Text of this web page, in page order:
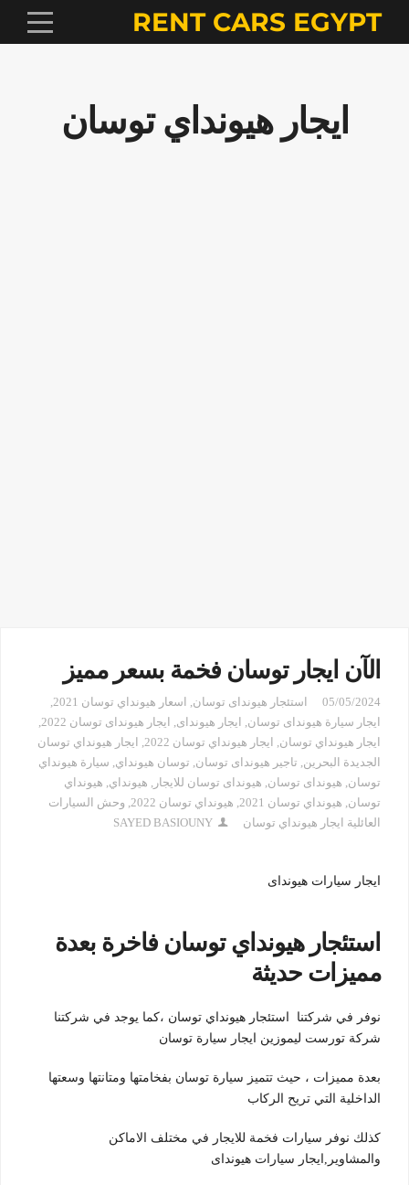
RENT CARS EGYPT
ايجار هيونداي توسان
الآن ايجار توسان فخمة بسعر مميز
05/05/2024 استئجار هيونداى توسان, اسعار هيونداي توسان 2021
,
ايجار سيارة هيونداى توسان, ايجار هيونداى, ايجار هيونداى توسان 2022
,
ايجار هيونداي توسان, ايجار هيونداي توسان 2022 , ايجار هيونداي توسان
الجديدة البحرين, تاجير هيونداى توسان, توسان هيونداي, سيارة هيونداي
توسان, هيونداى توسان, هيونداى توسان للايجار , هيونداي, هيونداي
توسان, هيونداي توسان 2021 , هيونداي توسان 2022 , وحش السيارات
العائلية ايجار هيونداي توسان
SAYED BASIOUNY
ايجار سيارات هيونداى
استئجار هيونداي توسان فاخرة بعدة
مميزات حديثة
نوفر في شركتنا استئجار هيونداي توسان ،كما يوجد في شركتنا
شركة تورست ليموزين ايجار سيارة توسان
بعدة مميزات ، حيث تتميز سيارة توسان بفخامتها ومتانتها وسعتها
الداخلية التي تريح الركاب
كذلك نوفر سيارات فخمة للايجار في مختلف الاماكن
والمشاوير,ايجار سيارات هيونداى